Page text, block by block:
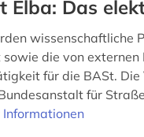
Elba: Das
wissenschaftliche
die von externen
für die BASt.
für
Informationen